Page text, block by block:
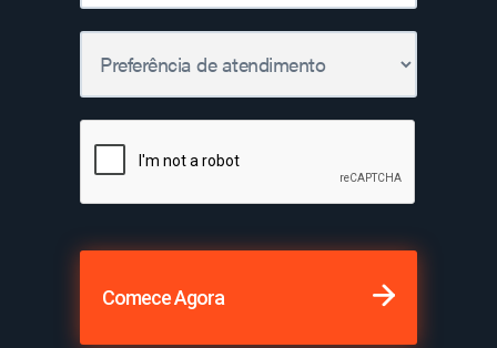
Comece Agora